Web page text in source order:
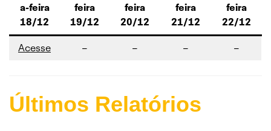
a-feira
18/12
feira
19/12
feira
20/12
feira
21/12
feira
22/12
Acesse – – – –
Últimos Relatórios